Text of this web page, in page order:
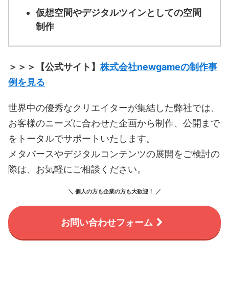
仮想空間やデジタルツインとしての空間
制作
＞＞＞【公式サイト】株式会社newgameの制作事
例を見る
世界中の優秀なクリエイターが集結した弊社では、
お客様のニーズに合わせた企画から制作、公開まで
をトータルでサポートいたします。
メタバースやデジタルコンテンツの展開をご検討の
際は、お気軽にご相談ください。
＼ 個人の方も企業の方も大歓迎！ ／
お問い合わせフォーム